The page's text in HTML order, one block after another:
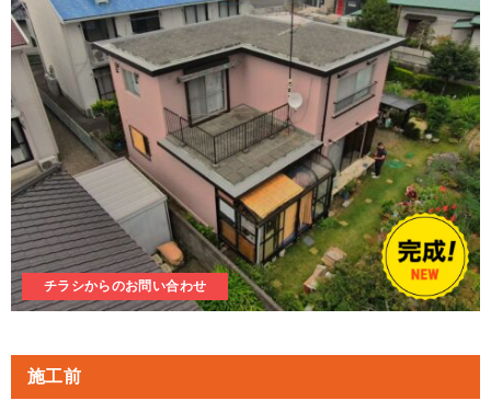
チラシからのお問い合わせ
施工前